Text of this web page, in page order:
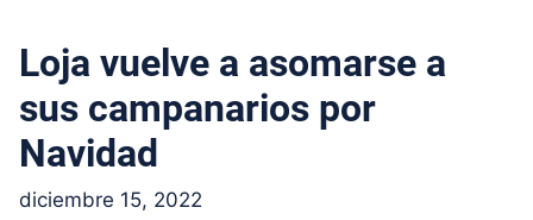
Loja vuelve a asomarse a
sus campanarios por
Navidad
diciembre 15, 2022